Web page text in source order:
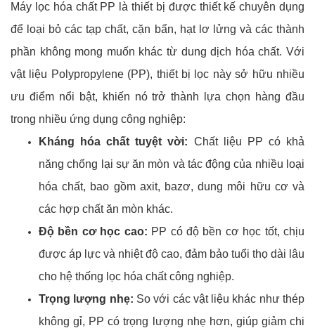
Máy lọc hóa chất PP là thiết bị được thiết kế chuyên dụng
để loại bỏ các tạp chất, cặn bẩn, hạt lơ lửng và các thành
phần không mong muốn khác từ dung dịch hóa chất. Với
vật liệu Polypropylene (PP), thiết bị lọc này sở hữu nhiều
ưu điểm nổi bật, khiến nó trở thành lựa chọn hàng đầu
trong nhiều ứng dụng công nghiệp:
Kháng hóa chất tuyệt vời: Chất liệu PP có khả
năng chống lại sự ăn mòn và tác động của nhiều loại
hóa chất, bao gồm axit, bazơ, dung môi hữu cơ và
các hợp chất ăn mòn khác.
Độ bền cơhọc cao: PP có độ bền cơ học tốt, chịu
được áp lực và nhiệt độ cao, đảm bảo tuổi thọ dài lâu
cho hệ thống lọc hóa chất công nghiệp.
Trọng lượng nhẹ: So với các vật liệu khác như thép
không gỉ, PP có trọng lượng nhẹ hơn, giúp giảm chi